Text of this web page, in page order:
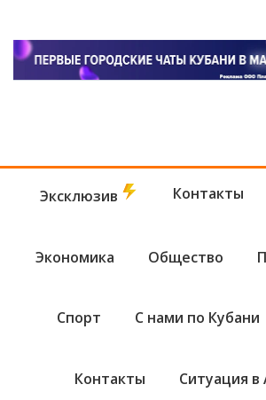
Эксклюзив Контакты
Экономика Общество
Спорт С нами по Кубани
Контакты Ситуация в